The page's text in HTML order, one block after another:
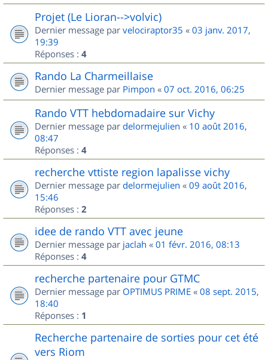
Projet (Le Lioran-->volvic)
Dernier message par velociraptor35 « 03 janv. 2017,
19:39
Réponses : 4
Rando La Charmeillaise
Dernier message par Pimpon « 07 oct. 2016, 06:25
Rando VTT hebdomadaire sur Vichy
Dernier message par delormejulien « 10 août 2016,
08:47
Réponses : 4
recherche vttiste region lapalisse vichy
Dernier message par delormejulien « 09 août 2016,
15:46
Réponses : 2
idee de rando VTT avec jeune
Dernier message par jaclah « 01 févr. 2016, 08:13
Réponses : 4
recherche partenaire pour GTMC
Dernier message par OPTIMUS PRIME « 08 sept. 2015,
18:40
Réponses : 1
Recherche partenaire de sorties pour cet été
vers Riom